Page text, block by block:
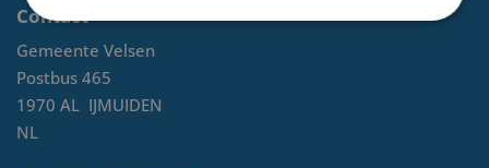
Contact
Gemeente Velsen
Postbus 465
1970 AL IJMUIDEN
NL